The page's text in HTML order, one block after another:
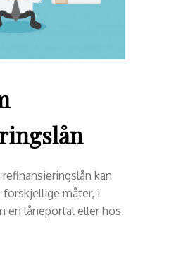
kan
måter, i
en låneportal eller hos